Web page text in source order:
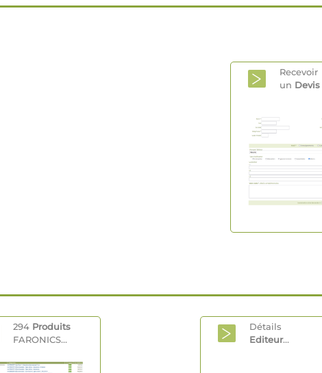
Recevoir
un Devis
294 Produits
FARONICS...
Détails
Editeur...